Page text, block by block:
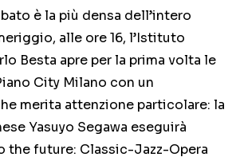
è la più densa dell’intero
alle ore 16, l’Istituto
Besta apre per la prima volta le
City Milano con un
merita attenzione particolare: la
Yasuyo Segawa eseguirà
the future: Classic-Jazz-Opera